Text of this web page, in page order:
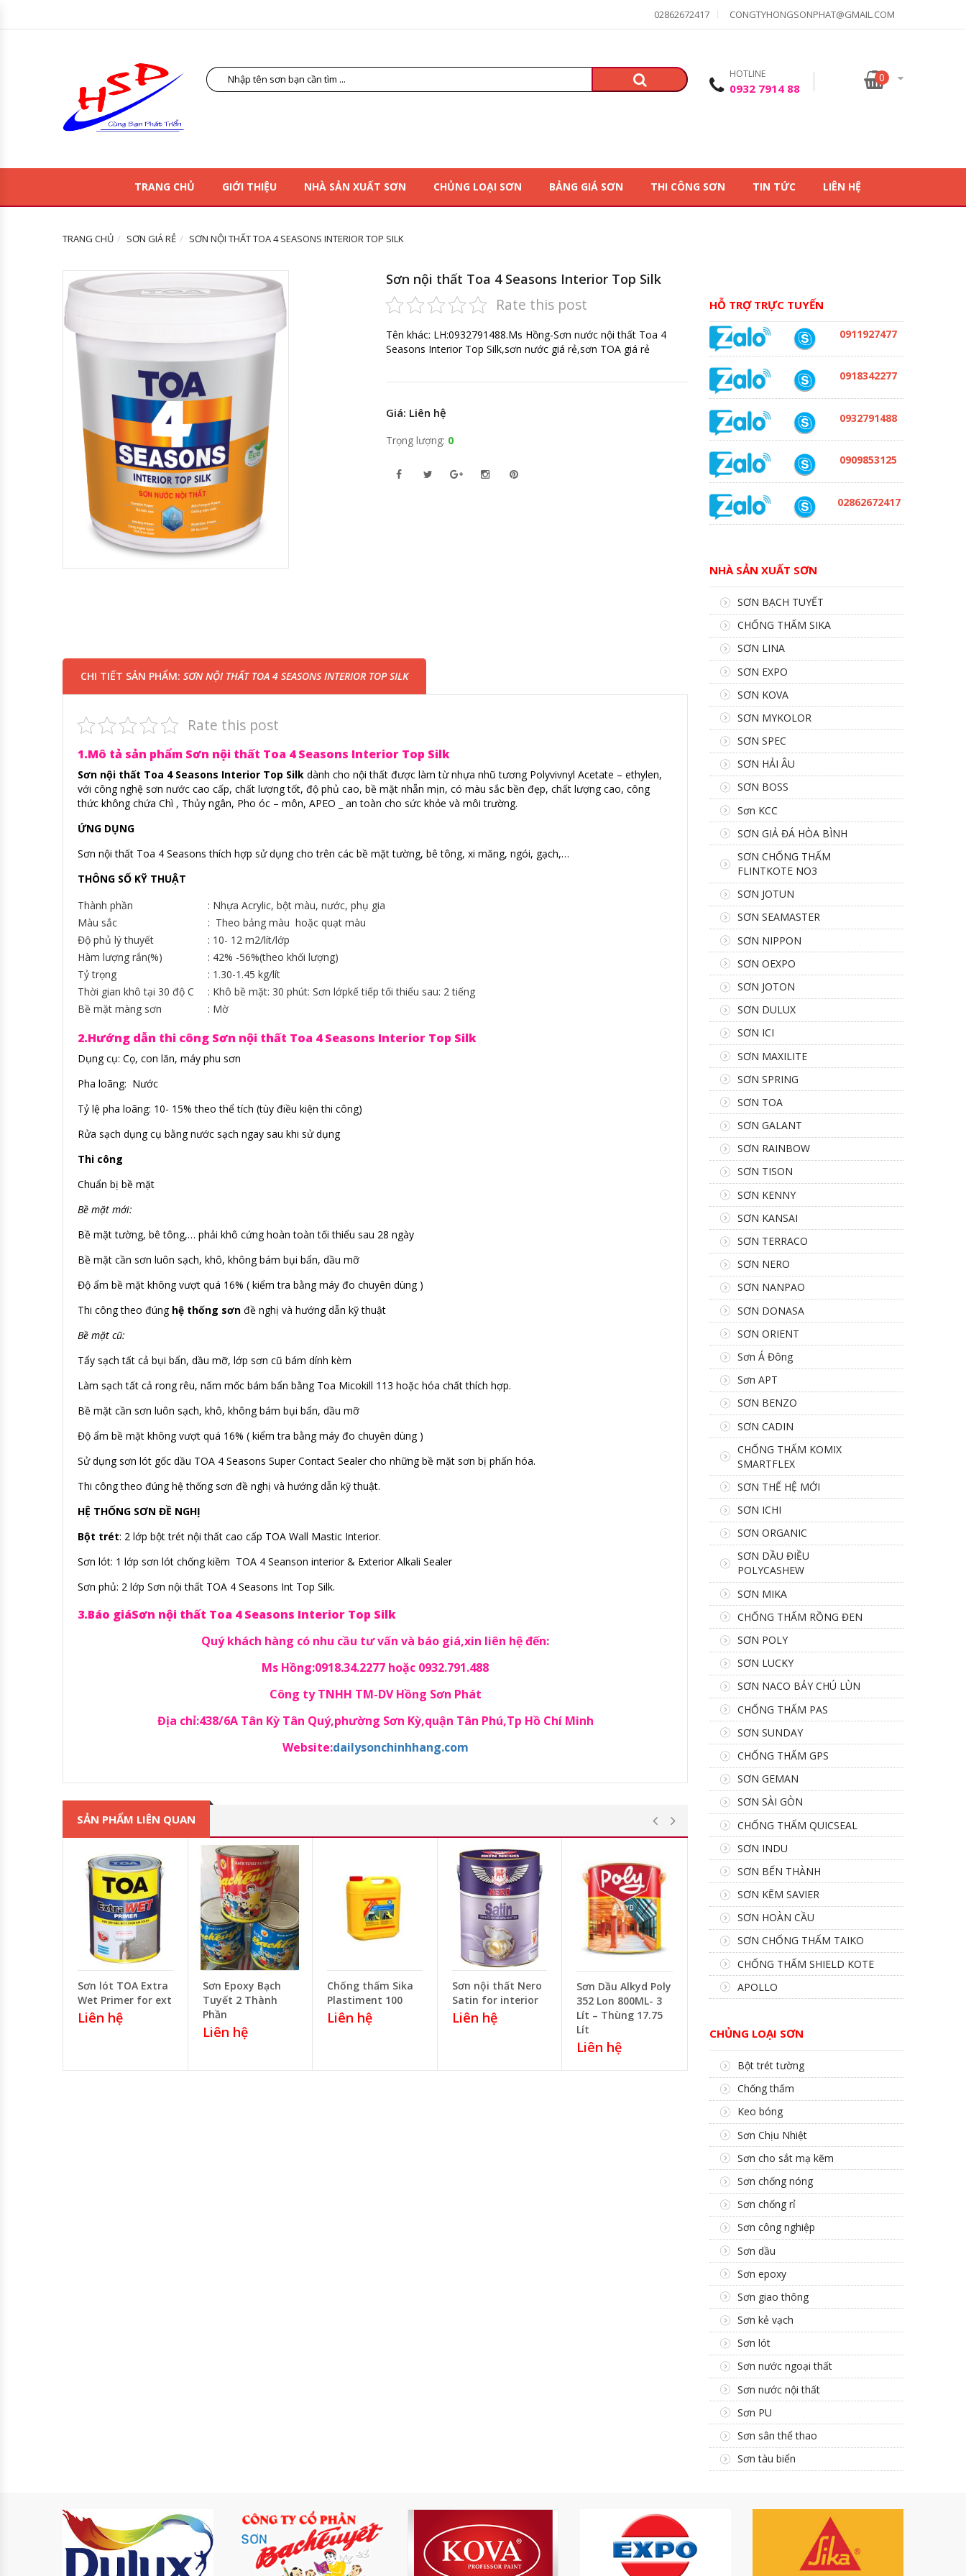
02862672417 CONGTYHONGSONPHAT@GMAIL.COM
HOTLINE
0932 7914 88
0
TRANG CHỦ GIỚI THIỆU NHÀ SẢN XUẤT SƠN CHỦNG LOẠI SƠN BẢNG GIÁ SƠN THI CÔNG SƠN TIN TỨC LIÊN HỆ
TRANG CHỦ SƠN GIÁ RẺ SƠN NỘI THẤT TOA 4 SEASONS INTERIOR TOP SILK
Sơn nội thất Toa 4 Seasons Interior Top Silk
Rate this post
Tên khác: LH:0932791488.Ms Hồng-Sơn nước nội thất Toa 4
Seasons Interior Top Silk,sơn nước giá rẻ,sơn TOA giá rẻ
Giá: Liên hệ
Trọng lượng: 0
CHI TIẾT SẢN PHẨM: SƠN NỘI THẤT TOA 4 SEASONS INTERIOR TOP SILK
Rate this post
1.Mô tả sản phẩm Sơn nội thất Toa 4 Seasons Interior Top Silk
Sơn nội thất Toa 4 Seasons Interior Top Silk dành cho nội thất được làm từ nhựa nhũ tương Polyvivnyl Acetate – ethylen,
với công nghệ sơn nước cao cấp, chất lượng tốt, độ phủ cao, bề mặt nhẵn mịn, có màu sắc bền đẹp, chất lượng cao, công
thức không chứa Chì , Thủy ngân, Pho óc – môn, APEO _ an toàn cho sức khỏe và môi trường.
ỨNG DỤNG
Sơn nội thất Toa 4 Seasons thích hợp sử dụng cho trên các bề mặt tường, bê tông, xi măng, ngói, gạch,…
THÔNG SỐ KỸ THUẬT
Thành phần
: Nhựa Acrylic, bột màu, nước, phụ gia
Màu sắc
: Theo bảng màu hoặc quạt màu
Độ phủ lý thuyết
: 10- 12 m2/lít/lớp
Hàm lượng rắn(%)
: 42% -56%(theo khối lượng)
Tỷ trọng
: 1.30-1.45 kg/lít
Thời gian khô tại 30 độ C
: Khô bề mặt: 30 phút: Sơn lớpkế tiếp tối thiểu sau: 2 tiếng
Bề mặt màng sơn
: Mờ
2.Hướng dẫn thi công Sơn nội thất Toa 4 Seasons Interior Top Silk
Dụng cụ: Cọ, con lăn, máy phu sơn
Pha loãng: Nước
Tỷ lệ pha loãng: 10- 15% theo thể tích (tùy điều kiện thi công)
Rửa sạch dụng cụ bằng nước sạch ngay sau khi sử dụng
Thi công
Chuẩn bị bề mặt
Bề mặt mới:
Bề mặt tường, bê tông,… phải khô cứng hoàn toàn tối thiểu sau 28 ngày
Bề mặt cần sơn luôn sạch, khô, không bám bụi bẩn, dầu mỡ
Độ ẩm bề mặt không vượt quá 16% ( kiểm tra bằng máy đo chuyên dùng )
Thi công theo đúng hệ thống sơn đề nghị và hướng dẫn kỹ thuật
Bề mặt cũ:
Tẩy sạch tất cả bụi bẩn, dầu mỡ, lớp sơn cũ bám dính kèm
Làm sạch tất cả rong rêu, nấm mốc bám bẩn bằng Toa Micokill 113 hoặc hóa chất thích hợp.
Bề mặt cần sơn luôn sạch, khô, không bám bụi bẩn, dầu mỡ
Độ ẩm bề mặt không vượt quá 16% ( kiểm tra bằng máy đo chuyên dùng )
Sử dụng sơn lót gốc dầu TOA 4 Seasons Super Contact Sealer cho những bề mặt sơn bị phấn hóa.
Thi công theo đúng hệ thống sơn đề nghị và hướng dẫn kỹ thuật.
HỆ THỐNG SƠN ĐỀ NGHỊ
Bột trét: 2 lớp bột trét nội thất cao cấp TOA Wall Mastic Interior.
Sơn lót: 1 lớp sơn lót chống kiềm TOA 4 Seanson interior & Exterior Alkali Sealer
Sơn phủ: 2 lớp Sơn nội thất TOA 4 Seasons Int Top Silk.
3.Báo giáSơn nội thất Toa 4 Seasons Interior Top Silk
Quý khách hàng có nhu cầu tư vấn và báo giá,xin liên hệ đến:
Ms Hồng:0918.34.2277 hoặc 0932.791.488
Công ty TNHH TM-DV Hồng Sơn Phát
Địa chỉ:438/6A Tân Kỳ Tân Quý,phường Sơn Kỳ,quận Tân Phú,Tp Hồ Chí Minh
Website:dailysonchinhhang.com
SẢN PHẨM LIÊN QUAN
Sơn lót TOA Extra
Wet Primer for ext
Liên hệ
Sơn Epoxy Bạch
Tuyết 2 Thành
Phần
Liên hệ
Chống thấm Sika
Plastiment 100
Liên hệ
Sơn nội thất Nero
Satin for interior
Liên hệ
Sơn Dầu Alkyd Poly
352 Lon 800ML- 3
Lít – Thùng 17.75
Lít
Liên hệ
HỖ TRỢ TRỰC TUYẾN
0911927477
0918342277
0932791488
0909853125
02862672417
NHÀ SẢN XUẤT SƠN
SƠN BẠCH TUYẾT
CHỐNG THẤM SIKA
SƠN LINA
SƠN EXPO
SƠN KOVA
SƠN MYKOLOR
SƠN SPEC
SƠN HẢI ÂU
SƠN BOSS
Sơn KCC
SƠN GIẢ ĐÁ HÒA BÌNH
SƠN CHỐNG THẤM
FLINTKOTE NO3
SƠN JOTUN
SƠN SEAMASTER
SƠN NIPPON
SƠN OEXPO
SƠN JOTON
SƠN DULUX
SƠN ICI
SƠN MAXILITE
SƠN SPRING
SƠN TOA
SƠN GALANT
SƠN RAINBOW
SƠN TISON
SƠN KENNY
SƠN KANSAI
SƠN TERRACO
SƠN NERO
SƠN NANPAO
SƠN DONASA
SƠN ORIENT
Sơn Á Đông
Sơn APT
SƠN BENZO
SƠN CADIN
CHỐNG THẤM KOMIX
SMARTFLEX
SƠN THẾ HỆ MỚI
SƠN ICHI
SƠN ORGANIC
SƠN DẦU ĐIỀU
POLYCASHEW
SƠN MIKA
CHỐNG THẤM RỒNG ĐEN
SƠN POLY
SƠN LUCKY
SƠN NACO BẢY CHÚ LÙN
CHỐNG THẤM PAS
SƠN SUNDAY
CHỐNG THẤM GPS
SƠN GEMAN
SƠN SÀI GÒN
CHỐNG THẤM QUICSEAL
SƠN INDU
SƠN BẾN THÀNH
SƠN KẼM SAVIER
SƠN HOÀN CẦU
SƠN CHỐNG THẤM TAIKO
CHỐNG THẤM SHIELD KOTE
APOLLO
CHỦNG LOẠI SƠN
Bột trét tường
Chống thấm
Keo bóng
Sơn Chịu Nhiệt
Sơn cho sắt mạ kẽm
Sơn chống nóng
Sơn chống rỉ
Sơn công nghiệp
Sơn dầu
Sơn epoxy
Sơn giao thông
Sơn kẻ vạch
Sơn lót
Sơn nước ngoại thất
Sơn nước nội thất
Sơn PU
Sơn sân thể thao
Sơn tàu biển